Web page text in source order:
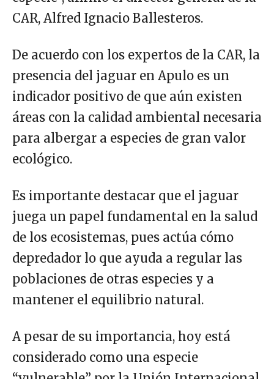
CAR, Alfred Ignacio Ballesteros.
De acuerdo con los expertos de la CAR, la
presencia del jaguar en Apulo es un
indicador positivo de que aún existen
áreas con la calidad ambiental necesaria
para albergar a especies de gran valor
ecológico.
Es importante destacar que el jaguar
juega un papel fundamental en la salud
de los ecosistemas, pues actúa cómo
depredador lo que ayuda a regular las
poblaciones de otras especies y a
mantener el equilibrio natural.
A pesar de su importancia, hoy está
considerado como una especie